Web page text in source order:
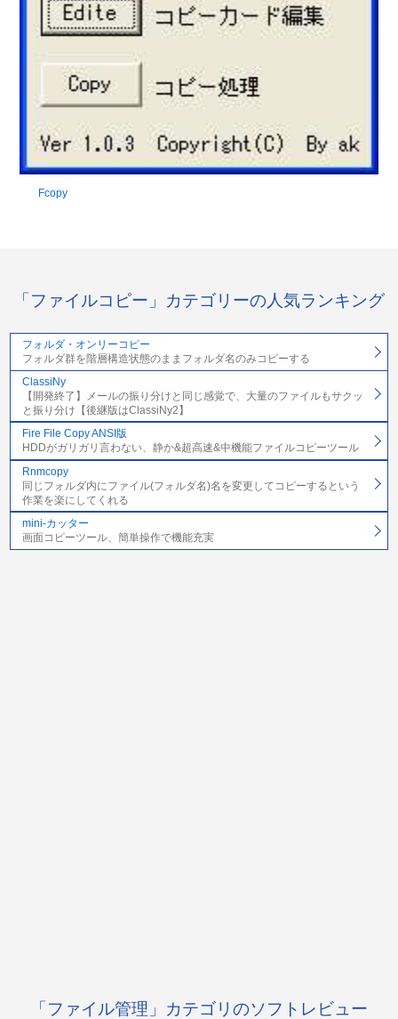
Fcopy
「ファイルコピー」カテゴリーの人気ランキング
フォルダ・オンリーコピー
フォルダ群を階層構造状態のままフォルダ名のみコピーする
ClassiNy
【開発終了】メールの振り分けと同じ感覚で、大量のファイルもサクッ
と振り分け【後継版はClassiNy2】
Fire File Copy ANSI版
HDDがガリガリ言わない、静か&超高速&中機能ファイルコピーツール
Rnmcopy
同じフォルダ内にファイル(フォルダ名)名を変更してコピーするという
作業を楽にしてくれる
mini-カッター
画面コピーツール、簡単操作で機能充実
「ファイル管理」カテゴリのソフトレビュー